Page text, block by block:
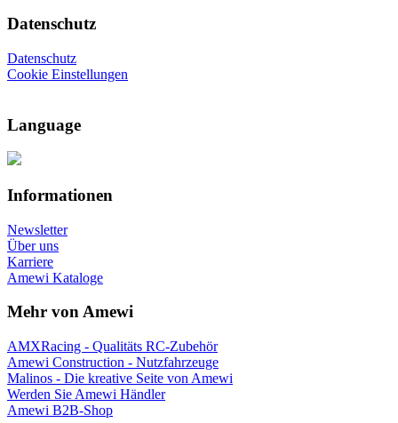
Datenschutz
Datenschutz
Cookie Einstellungen
Language
Informationen
Newsletter
Über uns
Karriere
Amewi Kataloge
Mehr von Amewi
AMXRacing - Qualitäts RC-Zubehör
Amewi Construction - Nutzfahrzeuge
Malinos - Die kreative Seite von Amewi
Werden Sie Amewi Händler
Amewi B2B-Shop